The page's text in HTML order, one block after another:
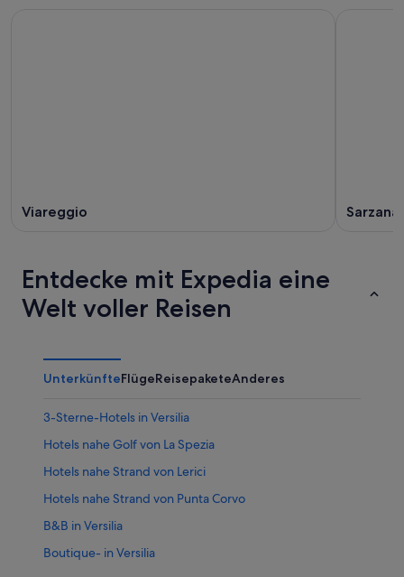
Viareggio Sarzana
Entdecke mit Expedia eine
Welt voller Reisen
UnterkünfteFlügeReisepaketeAnderes
3-Sterne-Hotels in Versilia
Hotels nahe Golf von La Spezia
Hotels nahe Strand von Lerici
Hotels nahe Strand von Punta Corvo
B&B in Versilia
Boutique- in Versilia